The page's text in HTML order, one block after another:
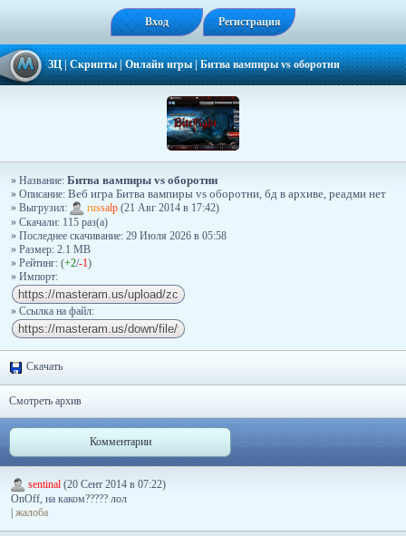
Вход Регистрация
ЗЦ|Скрипты|Онлайн игры|Битва вампиры vs оборотни
» Название: Битва вампиры vs оборотни
» Описание: Веб игра Битва вампиры vs оборотни, бд в архиве, реадми нет
» Выгрузил:
russalp (21 Авг 2014 в 17:42)
» Скачали: 115 раз(a)
» Последнее скачивание: 29 Июля 2026 в 05:58
» Размер: 2.1 MB
» Рейтинг: (+2/-1)
» Импорт:
» Ссылка на файл:
Скачать
Смотреть архив
Комментарии
sentinal (20 Сент 2014 в 07:22)
OnOff, на каком????? лол
| жалоба